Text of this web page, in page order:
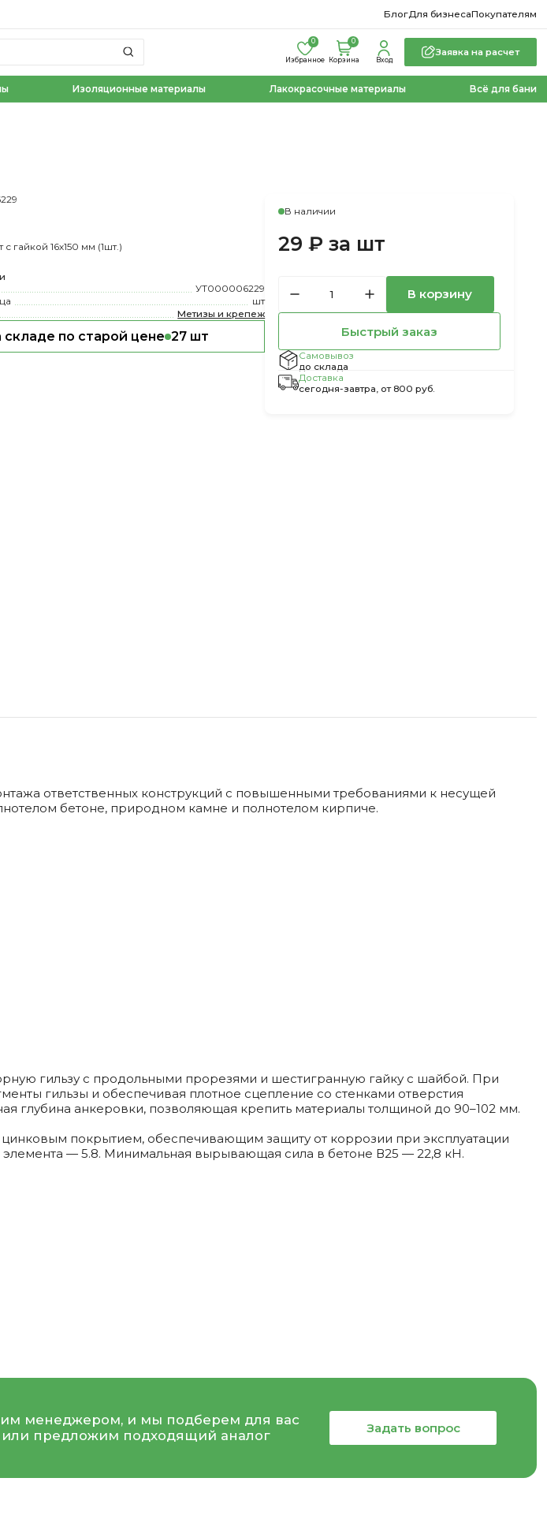
БлогДля бизнесаПокупателям
Избранное
0 0
Корзина Вход
Заявка на расчет
Изоляционные материалы Лакокрасочные материалы Всё для бани
гайкой 16х150 мм (1шт.)
УТ000006229
шт
Метизы и крепеж
складе по старой цене 27 шт
В наличии
29 ₽ за шт
В корзину
Быстрый заказ
Самовывоз
до склада
Доставка
сегодня-завтра, от 800 руб.
ответственных конструкций с повышенными требованиями к несущей
бетоне, природном камне и полнотелом кирпиче.
гильзу с продольными прорезями и шестигранную гайку с шайбой. При
гильзы и обеспечивая плотное сцепление со стенками отверстия
глубина анкеровки, позволяющая крепить материалы толщиной до 90–102 мм.
покрытием, обеспечивающим защиту от коррозии при эксплуатации
— 5.8. Минимальная вырывающая сила в бетоне В25 — 22,8 кН.
менеджером, и мы подберем для вас
предложим подходящий аналог
Задать вопрос